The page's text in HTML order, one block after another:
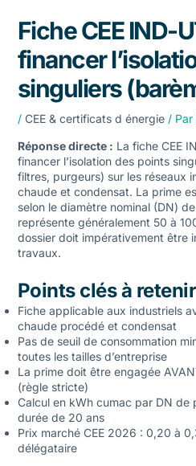
Fiche CEE IND-
financer
singuliers
/ CEE & certificats d énergie/ Par
Réponse directe : La fiche CEE
financer l’isolation des points
filtres, purgeurs) sur les réseaux
chaude et condensat. La prime
selon le diamètre nominal (DN)
représente généralement 50 à
dossier doit impérativement être
travaux.
Points clés à retenir
Fiche applicable aux industriels
chaude procédé et condensat
Pas de seuil de consommation
toutes les tailles d’entreprise
La prime doit être engagée
(règle stricte)
Calcul en kWh cumac par DN de
durée de 20 ans
Prix marché CEE 2026 : 0,20 à
délégataire